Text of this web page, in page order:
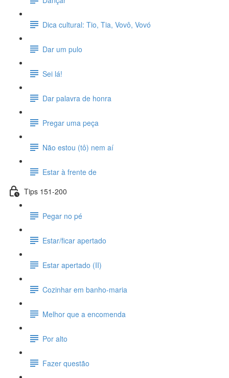
Dica cultural: Tio, Tia, Vovô, Vovó
Dar um pulo
Sei lá!
Dar palavra de honra
Pregar uma peça
Não estou (tô) nem aí
Estar à frente de
Tips 151-200
Pegar no pé
Estar/ficar apertado
Estar apertado (II)
Cozinhar em banho-maria
Melhor que a encomenda
Por alto
Fazer questão